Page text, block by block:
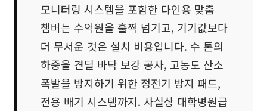
모니터링 시스템을 포함한 다인용 맞춤
챔버는 수억원을 훌쩍 넘기고, 기기값보다
더 무서운 것은 설치 비용입니다. 수 톤의
하중을 견딜 바닥 보강 공사, 고농도 산소
폭발을 방지하기 위한 정전기 방지 패드,
전용 배기 시스템까지. 사실상 대학병원급